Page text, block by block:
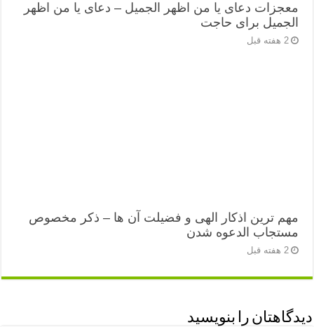
معجزات دعای یا من اظهر الجمیل – دعای یا من اظهر
الجمیل برای حاجت
2 هفته قبل
مهم ترین اذکار الهی و فضیلت آن ها – ذکر مخصوص
مستجاب الدعوه شدن
2 هفته قبل
دیدگاهتان را بنویسید